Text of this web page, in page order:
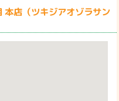
本店（ツキジアオゾラサン